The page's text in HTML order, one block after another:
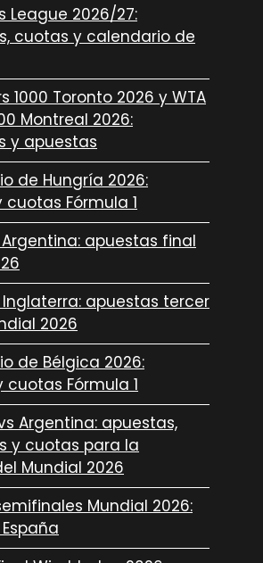
League 2026/27:
cuotas y calendario de
1000 Toronto 2026 y WTA
Montreal 2026:
y apuestas
de Hungría 2026:
Fórmula 1
Argentina: apuestas final
Inglaterra: apuestas tercer
2026
de Bélgica 2026:
Fórmula 1
Argentina: apuestas,
y cuotas para la
Mundial 2026
Mundial 2026: